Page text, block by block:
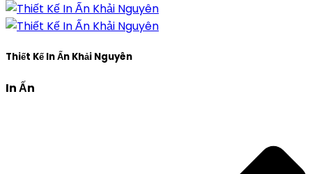
Thiết Kế In Ấn Khải Nguyên
In Ấn